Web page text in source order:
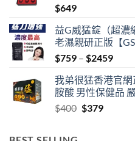
$649
益G威猛錠（超濃
老濕親研正版【
$759 – $2459Price
$759
我弟很猛香港官
胺酸 男性保健品
$400 Original
$379Current